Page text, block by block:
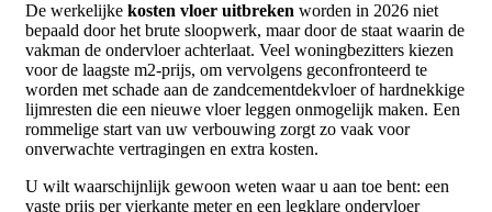
De werkelijke kosten vloer uitbreken worden in 2026 niet
bepaald door het brute sloopwerk, maar door de staat waarin de
vakman de ondervloer achterlaat. Veel woningbezitters kiezen
voor de laagste m2-prijs, om vervolgens geconfronteerd te
worden met schade aan de zandcementdekvloer of hardnekkige
lijmresten die een nieuwe vloer leggen onmogelijk maken. Een
rommelige start van uw verbouwing zorgt zo vaak voor
onverwachte vertragingen en extra kosten.
U wilt waarschijnlijk gewoon weten waar u aan toe bent: een
vaste prijs per vierkante meter en een legklare ondervloer